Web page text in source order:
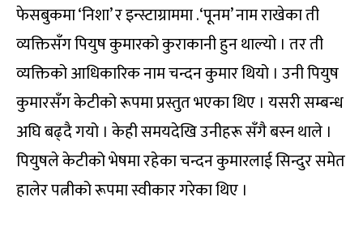
फेसबुकमा ‘निशा’ र इन्स्टाग्राममा .‘पूनम’ नाम राखेका ती
व्यक्तिसँग पियुष कुमारको कुराकानी हुन थाल्यो । तर ती
व्यक्तिको आधिकारिक नाम चन्दन कुमार थियो । उनी पियुष
कुमारसँग केटीको रूपमा प्रस्तुत भएका थिए । यसरी सम्बन्ध
अघि बढ्दै गयो । केही समयदेखि उनीहरू सँगै बस्न थाले ।
पियुषले केटीको भेषमा रहेका चन्दन कुमारलाई सिन्दुर समेत
हालेर पत्नीको रूपमा स्वीकार गरेका थिए ।